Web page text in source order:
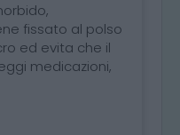
fissato al polso
ed evita che il
medicazioni,